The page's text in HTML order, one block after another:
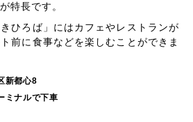
特長です。
ひろば」にはカフェやレストランが
前に食事などを楽しむことができま
新都心8
ミナルで下車